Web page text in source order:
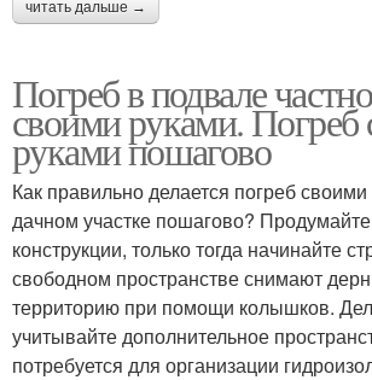
читать дальше →
Погреб в подвале
своими руками. Погреб
руками пошагово
Как правильно делается погреб
дачном участке пошагово? Продумайте
конструкции, только тогда начинайте
свободном пространстве снимают
территорию при помощи колышков.
учитывайте дополнительное
потребуется для организации